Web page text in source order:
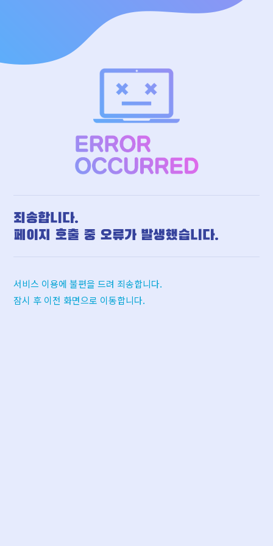
죄송합니다.
페이지 호출 중 오류가 발생했습니다.
서비스 이용에 불편을 드려 죄송합니다.
잠시 후 이전 화면으로 이동합니다.